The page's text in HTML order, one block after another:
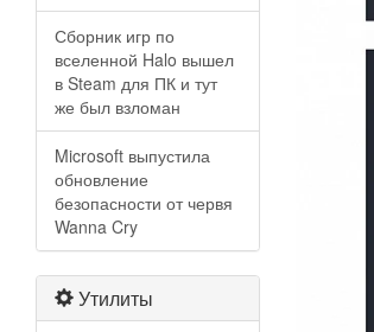
Сборник игр по
вселенной Halo вышел
в Steam для ПК и тут
же был взломан
Microsoft выпустила
обновление
безопасности от червя
Wanna Cry
Утилиты